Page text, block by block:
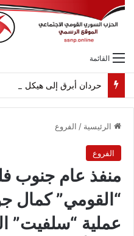
القائمة
حردان أبرق إلى هيكل مهنئاً
الرئيسية / الفروع
الفروع
منفذ عام جنوب
“القومي” كمال
عملية “سلفيت”